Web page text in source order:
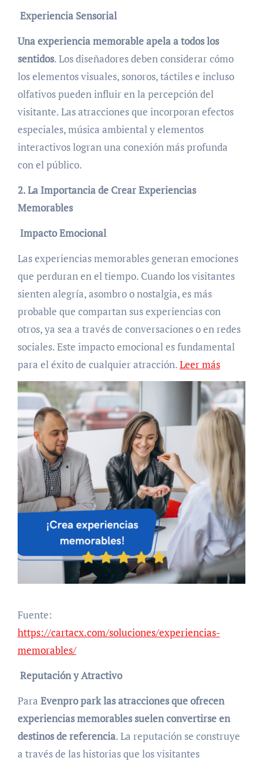
Experiencia Sensorial
Una experiencia memorable apela a todos los
sentidos. Los diseñadores deben considerar cómo
los elementos visuales, sonoros, táctiles e incluso
olfativos pueden influir en la percepción del
visitante. Las atracciones que incorporan efectos
especiales, música ambiental y elementos
interactivos logran una conexión más profunda
con el público.
2. La Importancia de Crear Experiencias
Memorables
Impacto Emocional
Las experiencias memorables generan emociones
que perduran en el tiempo. Cuando los visitantes
sienten alegría, asombro o nostalgia, es más
probable que compartan sus experiencias con
otros, ya sea a través de conversaciones o en redes
sociales. Este impacto emocional es fundamental
para el éxito de cualquier atracción.Leer más
Fuente:
https://cartacx.com/soluciones/experiencias-
memorables/
Reputación y Atractivo
Para Evenpro parklas atracciones que ofrecen
experiencias memorables suelen convertirse en
destinos de referencia. La reputación se construye
a través de las historias que los visitantes